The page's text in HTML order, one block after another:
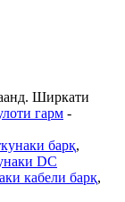
Ширкати
гарм -
барқ,
DC
кабели барқ,